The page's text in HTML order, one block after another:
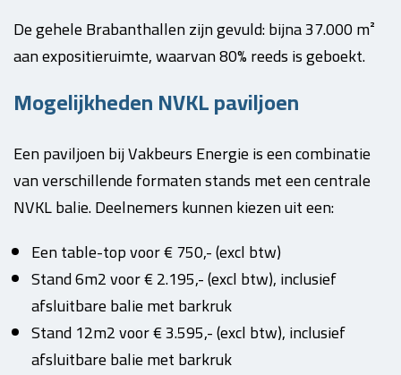
De gehele Brabanthallen zijn gevuld: bijna 37.000 m²
aan expositieruimte, waarvan 80% reeds is geboekt.
Mogelijkheden NVKL paviljoen
Een paviljoen bij Vakbeurs Energie is een combinatie
van verschillende formaten stands met een centrale
NVKL balie. Deelnemers kunnen kiezen uit een:
Een table-top voor € 750,- (excl btw)
Stand 6m2 voor € 2.195,- (excl btw), inclusief
afsluitbare balie met barkruk
Stand 12m2 voor € 3.595,- (excl btw), inclusief
afsluitbare balie met barkruk